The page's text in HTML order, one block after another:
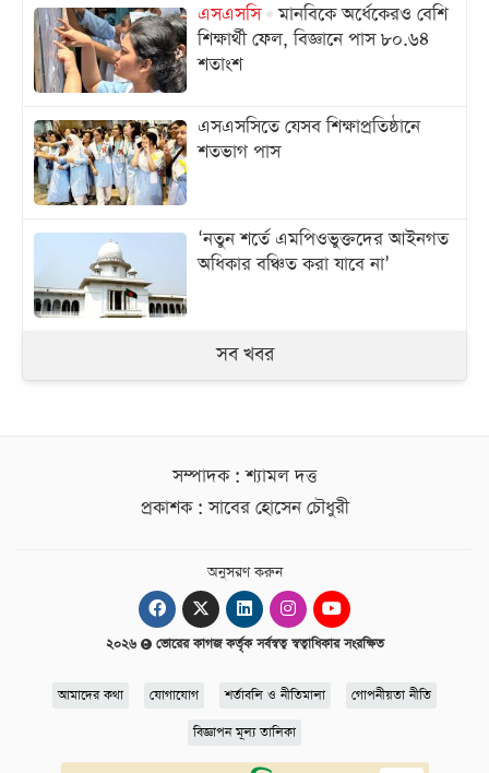
এসএসসি
মানবিকে অর্ধেকেরও বেশি
শিক্ষার্থী ফেল, বিজ্ঞানে পাস ৮০.৬৪
শতাংশ
এসএসসিতে যেসব শিক্ষাপ্রতিষ্ঠানে
শতভাগ পাস
‘নতুন শর্তে এমপিওভুক্তদের আইনগত
অধিকার বঞ্চিত করা যাবে না’
সব খবর
সম্পাদক : শ্যামল দত্ত
প্রকাশক : সাবের হোসেন চৌধুরী
অনুসরণ করুন
২০২৬ ভোরের কাগজ কর্তৃক সর্বস্বত্ব স্বত্বাধিকার সংরক্ষিত
আমাদের কথা যোগাযোগ শর্তাবলি ও নীতিমালা গোপনীয়তা নীতি
বিজ্ঞাপন মূল্য তালিকা